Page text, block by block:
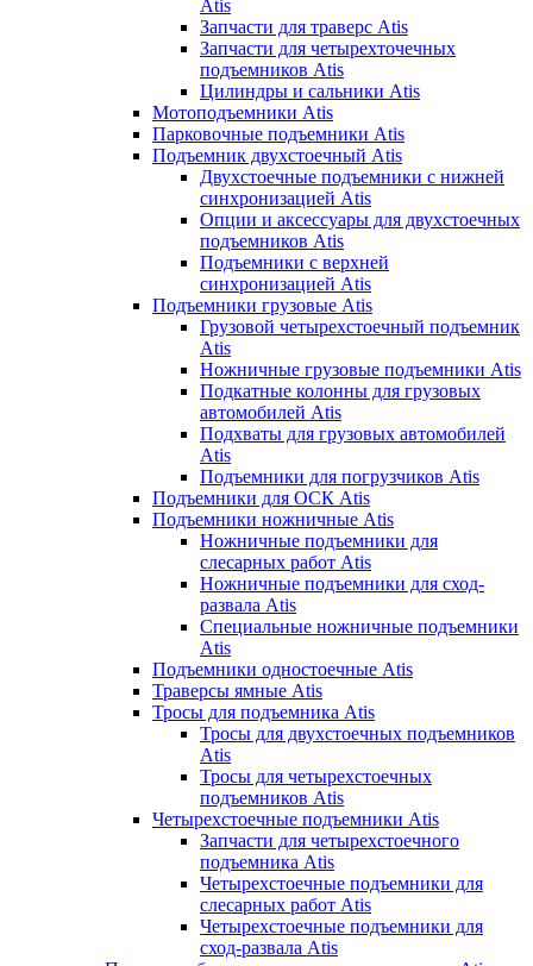
Atis
Запчасти для траверс Atis
Запчасти для четырехточечных
подъемников Atis
Цилиндры и сальники Atis
Мотоподъемники Atis
Парковочные подъемники Atis
Подъемник двухстоечный Atis
Двухстоечные подъемники с нижней
синхронизацией Atis
Опции и аксессуары для двухстоечных
подъемников Atis
Подъемники с верхней
синхронизацией Atis
Подъемники грузовые Atis
Грузовой четырехстоечный подъемник
Atis
Ножничные грузовые подъемники Atis
Подкатные колонны для грузовых
автомобилей Atis
Подхваты для грузовых автомобилей
Atis
Подъемники для погрузчиков Atis
Подъемники для ОСК Atis
Подъемники ножничные Atis
Ножничные подъемники для
слесарных работ Atis
Ножничные подъемники для сход-
развала Atis
Специальные ножничные подъемники
Atis
Подъемники одностоечные Atis
Траверсы ямные Atis
Тросы для подъемника Atis
Тросы для двухстоечных подъемников
Atis
Тросы для четырехстоечных
подъемников Atis
Четырехстоечные подъемники Atis
Запчасти для четырехстоечного
подъемника Atis
Четырехстоечные подъемники для
слесарных работ Atis
Четырехстоечные подъемники для
сход-развала Atis